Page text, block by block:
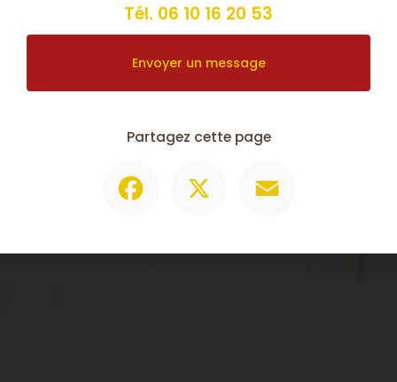
Tél. 06 10 16 20 53
Envoyer un message
Partagez cette page